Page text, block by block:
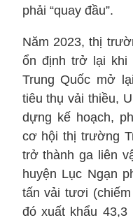
phải “quay đầu”.
Năm 2023, thị
ổn định trở lại khi
Trung Quốc mở
tiêu thụ vải thiều,
dựng kế hoạch,
cơ hội thị trường
trở thành ga liên
huyện Lục Ngạn
tấn vải tươi
đó xuất khẩu